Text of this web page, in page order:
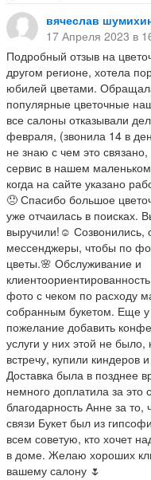
вячеслав
17 Апреля 2023 в
Подробный отзыв на
другом регионе, хотела
юбилей цветами.
популярные цветочные
все салоны отказывали
февраля, (звонила 14 в
не знаю с чем это
сервис в нашем
когда на сайте указано
😞 Спасибо большое
уже отчаилась в поисках.
выручили!☺
мессенджеры, чтобы по
цветы.🌸 Обслуживание и
фото с чеком по расходу
собранным букетом. Еще
пожелание добавить
услуги у них этой не
встречу, купили киндеров
Доставка была в позднее
немного доплатила за это
благодарность Анне за то,
связи Букет был из
всем советую, кто хочет
в доме. Желаю хороших
вашему салону 🌷